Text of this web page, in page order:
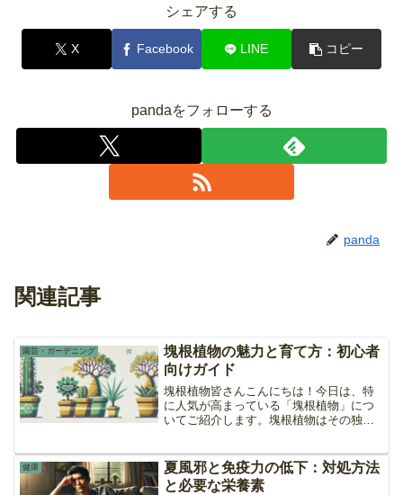
シェアする
X Facebook LINE コピー
pandaをフォローする
panda
関連記事
園芸・ガーデニング
塊根植物の魅力と育て方：初心者
向けガイド
塊根植物皆さんこんにちは！今日は、特
に人気が高まっている「塊根植物」につ
いてご紹介します。塊根植物はその独特
塊根植物の基本情報から育て方、注意
点、そして育成に必要なアイ...
健康
夏風邪と免疫力の低下：対処方法
と必要な栄養素